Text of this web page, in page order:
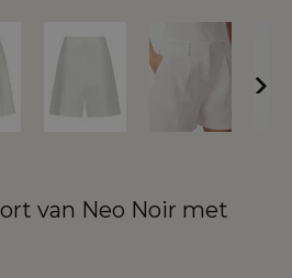
van Neo Noir met